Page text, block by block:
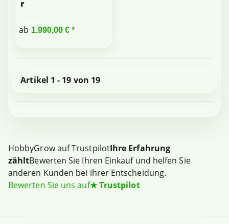
r
ab 1.990,00 €*
Artikel 1 - 19 von 19
HobbyGrow auf TrustpilotIhre Erfahrung
zähltBewerten Sie Ihren Einkauf und helfen Sie
anderen Kunden bei ihrer Entscheidung.
Bewerten Sie uns auf★Trustpilot